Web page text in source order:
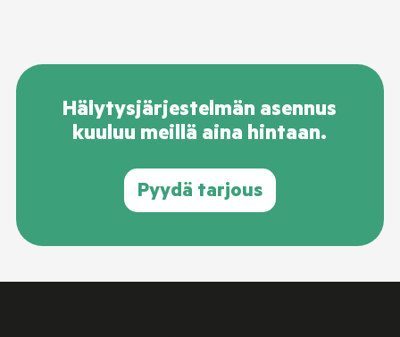
Hälytysjärjestelmän asennus
kuuluu meillä aina hintaan.
Pyydä tarjous